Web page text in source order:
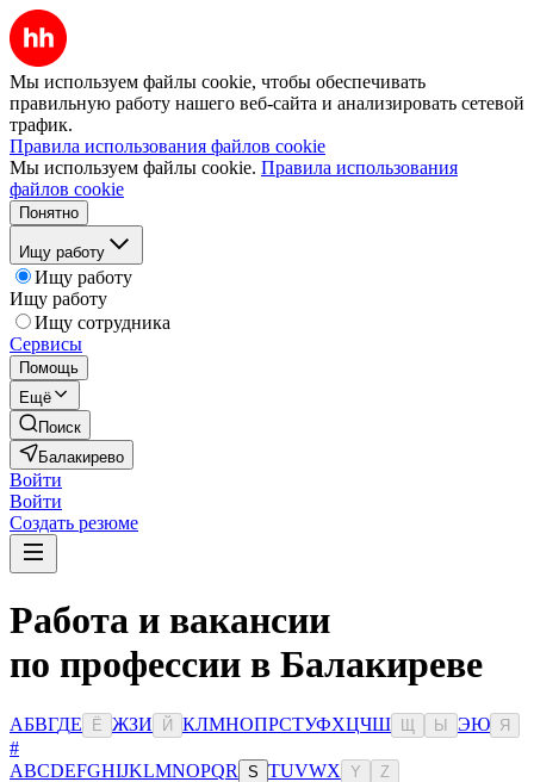
Мы используем файлы cookie, чтобы обеспечивать
правильную работу нашего веб-сайта и анализировать сетевой
трафик.
Правила использования файлов cookie
Мы используем файлы cookie. Правила использования
файлов cookie
Понятно
Ищу работу
Ищу работу
Ищу работу
Ищу сотрудника
Сервисы
Помощь
Ещё
Поиск
Балакирево
Войти
Войти
Создать резюме
Работа и вакансии
по профессии в Балакиреве
АБВГДЕ Ё ЖЗИ Й КЛМНОПРСТУФХЦЧШ Ы ЭЮ Я
#
ABCDEFGHIJKLMNOPQR S TUVWX Y Z